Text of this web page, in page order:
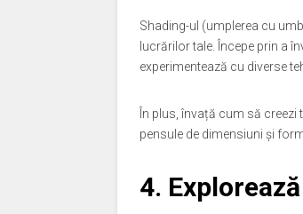
Shading-ul (umplerea cu
lucrărilor tale. Începe prin a
experimentează cu diverse
În plus, învață cum să
pensule de dimensiuni și
4.